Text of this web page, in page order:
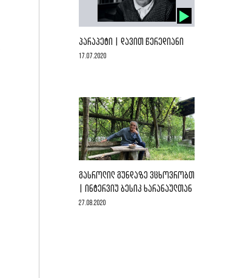
ᲞᲐᲠᲐᲞᲔᲢᲘ | ᲓᲐᲕᲘᲗ ᲬᲔᲠᲔᲓᲘᲐᲜᲘ
17.07.2020
ᲒᲐᲡᲠᲝᲚᲘᲚ ᲒᲣᲜᲓᲐᲖᲔ ᲕᲪᲮᲝᲕᲠᲝᲑᲗ
| ᲘᲜᲢᲔᲠᲕᲘᲣ ᲑᲔᲡᲘᲙ ᲮᲐᲠᲐᲜᲐᲣᲚᲗᲐᲜ
27.08.2020